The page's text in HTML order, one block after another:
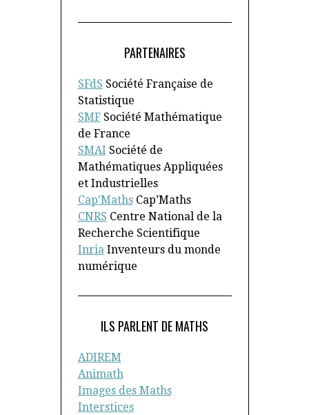
PARTENAIRES
SFdS Société Française de
Statistique
SMFSociété Mathématique
de France
SMAI Société de
Mathématiques Appliquées
et Industrielles
Cap'MathsCap’Maths
CNRS Centre National de la
Recherche Scientifique
InriaInventeurs du monde
numérique
ILS PARLENT DE MATHS
ADIREM
Animath
Images des Maths
Interstices